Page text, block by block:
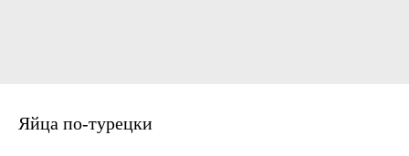
Яйца по-турецки